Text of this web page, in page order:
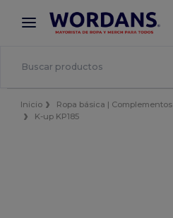
× App de Wordans
¡Mejores precios en app!
Inicio Ropa básica | Complementos
K-up KP185